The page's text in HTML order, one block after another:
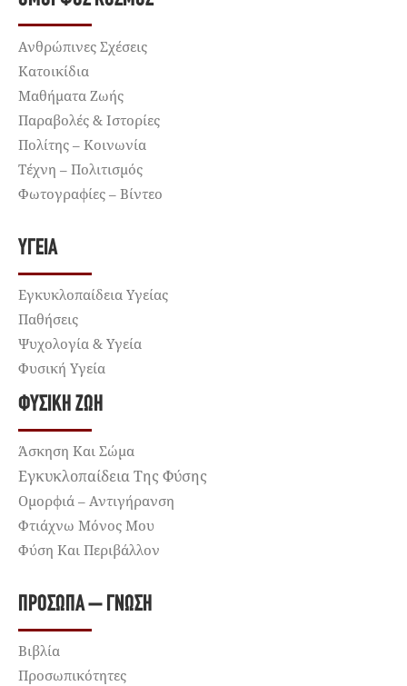
Ανθρώπινες Σχέσεις
Κατοικίδια
Μαθήματα Ζωής
Παραβολές & Ιστορίες
Πολίτης – Κοινωνία
Τέχνη – Πολιτισμός
Φωτογραφίες – Βίντεο
ΥΓΕΊΑ
Εγκυκλοπαίδεια Υγείας
Παθήσεις
Ψυχολογία & Υγεία
Φυσική Υγεία
ΦΥΣΙΚΉ ΖΩΉ
Άσκηση Και Σώμα
Εγκυκλοπαίδεια Της Φύσης
Ομορφιά – Αντιγήρανση
Φτιάχνω Μόνος Μου
Φύση Και Περιβάλλον
ΠΡΌΣΩΠΑ – ΓΝΏΣΗ
Βιβλία
Προσωπικότητες